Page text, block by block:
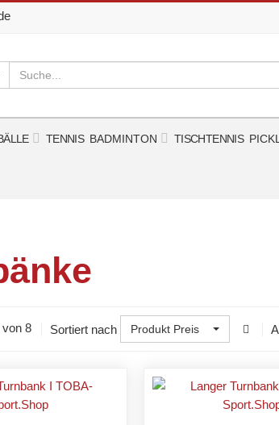
Suchen
TENNIS BADMINTON TISCHTENNIS
8 Sortiert nach Produkt Preis